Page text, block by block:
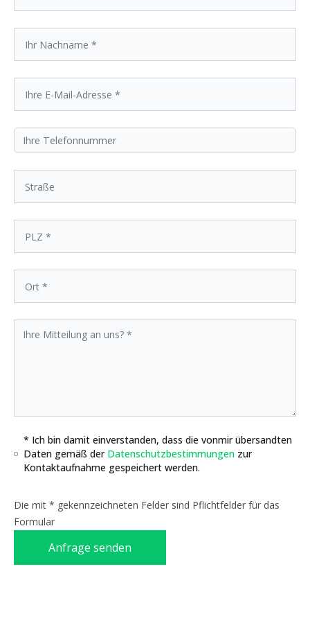
* Ich bin damit einverstanden, dass die vonmir übersandten
Daten gemäß der Datenschutzbestimmungen zur
Kontaktaufnahme gespeichert werden.
Die mit * gekennzeichneten Felder sind Pflichtfelder für das
Formular
Anfrage senden